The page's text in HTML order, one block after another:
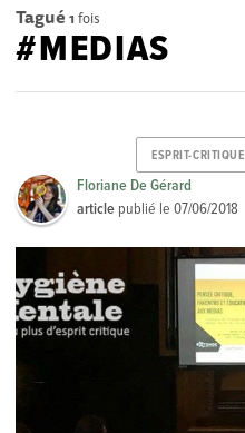
Tagué 1 fois
#MEDIAS
ESPRIT-CRITIQUE
Floriane De Gérard
article publié le07/06/2018